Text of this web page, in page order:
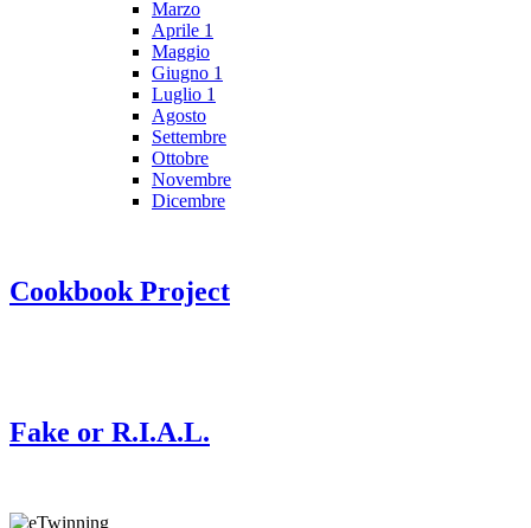
Marzo
Aprile 1
Maggio
Giugno 1
Luglio 1
Agosto
Settembre
Ottobre
Novembre
Dicembre
Cookbook Project
Fake or R.I.A.L.